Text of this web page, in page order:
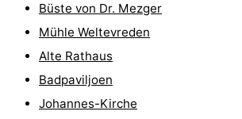
Indoor-
Spielplätze
Bowling
Minigolfplätze
Wellness-
Büste von Dr. Mezger
Mühle Weltevreden
Alte Rathaus
Badpaviljoen
Johannes-Kirche